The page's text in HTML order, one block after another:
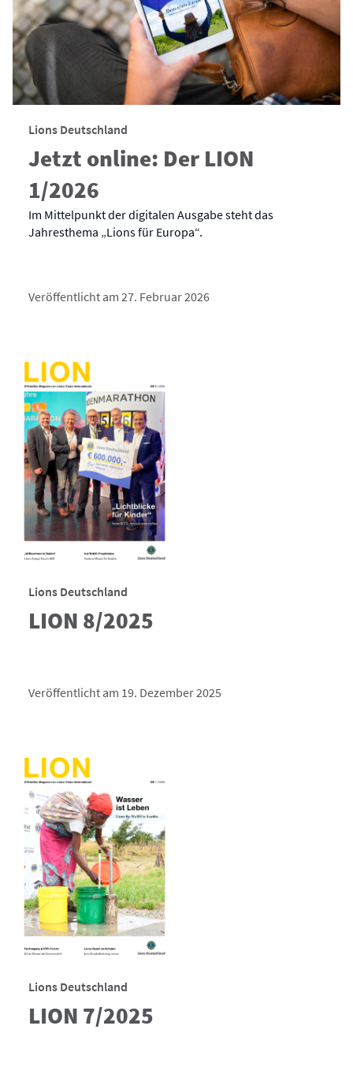
Lions Deutschland
Jetzt online: Der LION
1/2026
Im Mittelpunkt der digitalen Ausgabe steht das
Jahresthema „Lions für Europa“.
Veröffentlicht am 27. Februar 2026
Lions Deutschland
LION 8/2025
Veröffentlicht am 19. Dezember 2025
Lions Deutschland
LION 7/2025